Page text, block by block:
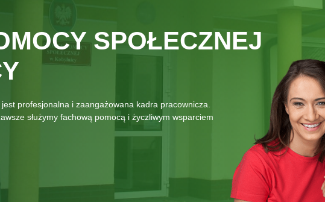
SPOŁECZNEJ
profesjonalna i zaangażowana kadra pracownicza.
służymy fachową pomocą i życzliwym wsparciem